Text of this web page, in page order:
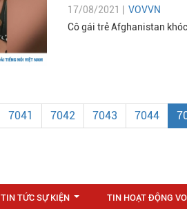
17/08/2021 | VOVVN
Cô gái trẻ Afghanistan
7041 7042 7043 7044
TIN TỨC SỰ KIỆN TIN HOẠT ĐỘNG